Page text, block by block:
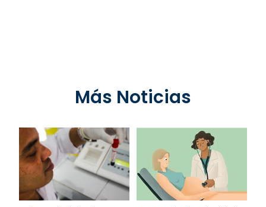
Más Noticias